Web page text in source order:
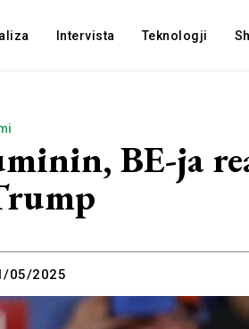
Intervista Teknologji
BE-ja
05/2025